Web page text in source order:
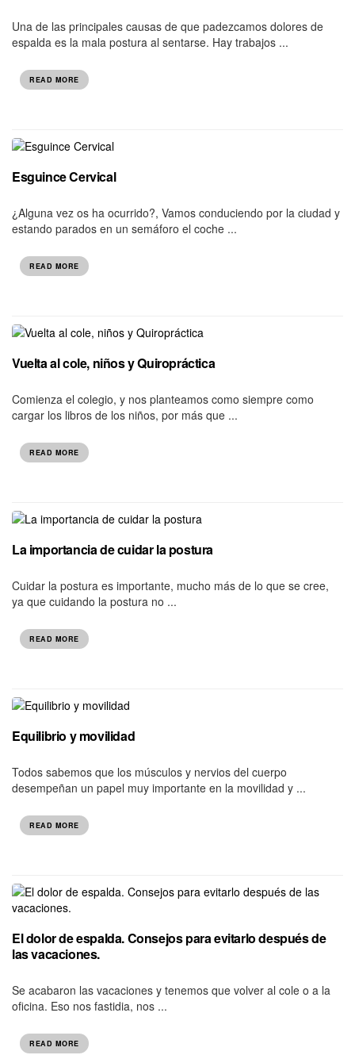
Una de las principales causas de que padezcamos dolores de
espalda es la mala postura al sentarse. Hay trabajos ...
READ MORE
Esguince Cervical
¿Alguna vez os ha ocurrido?, Vamos conduciendo por la ciudad y
estando parados en un semáforo el coche ...
READ MORE
Vuelta al cole, niños y Quiropráctica
Comienza el colegio, y nos planteamos como siempre como
cargar los libros de los niños, por más que ...
READ MORE
La importancia de cuidar la postura
Cuidar la postura es importante, mucho más de lo que se cree,
ya que cuidando la postura no ...
READ MORE
Equilibrio y movilidad
Todos sabemos que los músculos y nervios del cuerpo
desempeñan un papel muy importante en la movilidad y ...
READ MORE
El dolor de espalda. Consejos para evitarlo después de
las vacaciones.
Se acabaron las vacaciones y tenemos que volver al cole o a la
oficina. Eso nos fastidia, nos ...
READ MORE